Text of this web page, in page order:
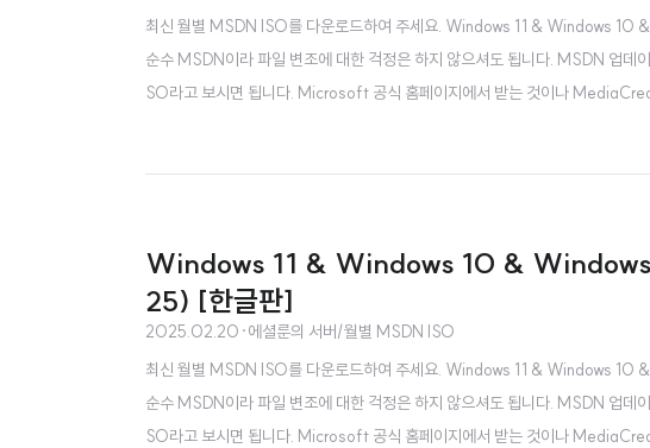
최신 월별 MSDN ISO를 다운로드하여 주세요. Windows 11 & Windows
순수 MSDN이라 파일 변조에 대한 걱정은 하지 않으셔도 됩니다. MSDN 업
SO라고 보시면 됩니다. Microsoft 공식 홈페이지에서 받는 것이나
Windows 11 & Windows 10 &
25) [한글판]
2025.02.20 ·에셜룬의 서버/월별 MSDN ISO
최신 월별 MSDN ISO를 다운로드하여 주세요. Windows 11 & Windows
순수 MSDN이라 파일 변조에 대한 걱정은 하지 않으셔도 됩니다. MSDN 업
SO라고 보시면 됩니다. Microsoft 공식 홈페이지에서 받는 것이나